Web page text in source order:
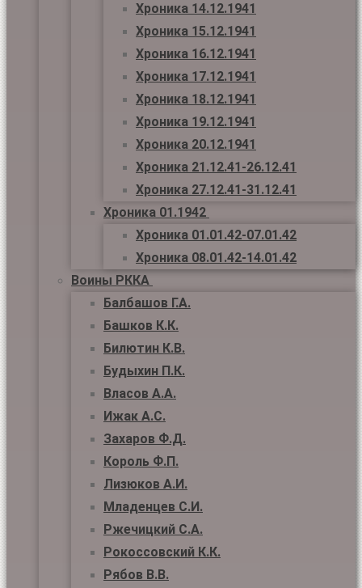
Хроника 14.12.1941
Хроника 15.12.1941
Хроника 16.12.1941
Хроника 17.12.1941
Хроника 18.12.1941
Хроника 19.12.1941
Хроника 20.12.1941
Хроника 21.12.41-26.12.41
Хроника 27.12.41-31.12.41
Хроника 01.1942
Хроника 01.01.42-07.01.42
Хроника 08.01.42-14.01.42
Воины РККА
Балбашов Г.А.
Башков К.К.
Билютин К.В.
Будыхин П.К.
Власов А.А.
Ижак А.С.
Захаров Ф.Д.
Король Ф.П.
Лизюков А.И.
Младенцев С.И.
Ржечицкий С.А.
Рокоссовский К.К.
Рябов В.В.